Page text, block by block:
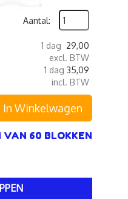
Aantal:
1 dag 29,00
excl. BTW
1 dag 35,09
incl. BTW
In Winkelwagen
VAN 60 BLOKKEN